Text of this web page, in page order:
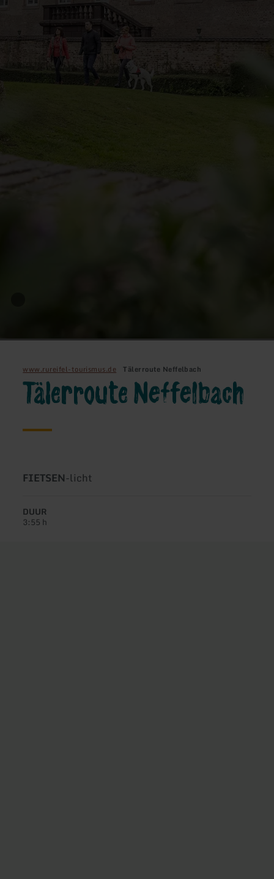
www.rureifel-tourismus.de Tälerroute Neffelbach
Tälerroute Neffelbach
Soort
FIETSEN-Moeilijkheidsgraad:
licht
DUUR
3:55 h